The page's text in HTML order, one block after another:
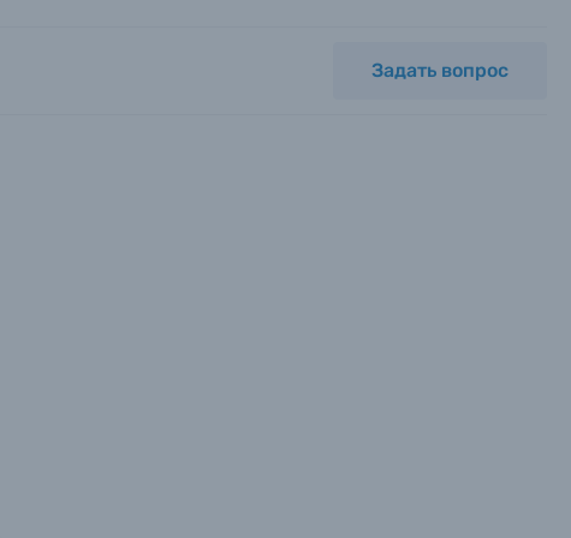
Задать вопрос